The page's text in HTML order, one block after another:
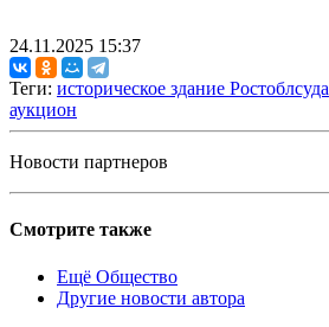
24.11.2025 15:37
Теги: историческое здание Ростоблсуда
аукцион
Новости партнеров
Смотрите также
Ещё Общество
Другие новости автора